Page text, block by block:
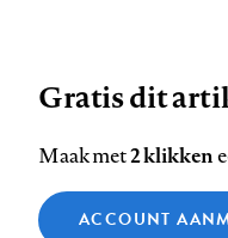
op
op
op
Contact Colofon
Zie onze cookie policy
Gratis dit
Maak met2 klikken
ACCOUNT